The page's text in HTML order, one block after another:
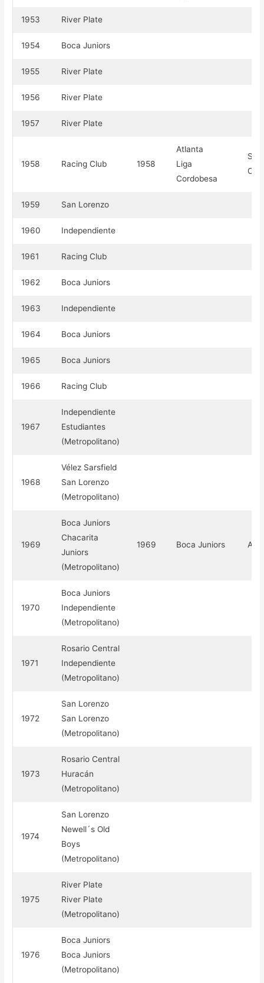
1953 River Plate
1954 Boca Juniors
1955 River Plate
1956 River Plate
1957 River Plate
1958 Racing Club 1958
Atlanta
Liga
Cordobesa
1959 San Lorenzo
1960 Independiente
1961 Racing Club
1962 Boca Juniors
1963 Independiente
1964 Boca Juniors
1965 Boca Juniors
1966 Racing Club
1967
Independiente
Estudiantes
(Metropolitano)
1968
Vélez Sarsfield
San Lorenzo
(Metropolitano)
1969
Boca Juniors
Chacarita
Juniors
(Metropolitano)
1969 Boca Juniors
1970
Boca Juniors
Independiente
(Metropolitano)
1971
Rosario Central
Independiente
(Metropolitano)
1972
San Lorenzo
San Lorenzo
(Metropolitano)
1973
Rosario Central
Huracán
(Metropolitano)
1974
San Lorenzo
Newell´s Old
Boys
(Metropolitano)
1975
River Plate
River Plate
(Metropolitano)
1976
Boca Juniors
Boca Juniors
(Metropolitano)